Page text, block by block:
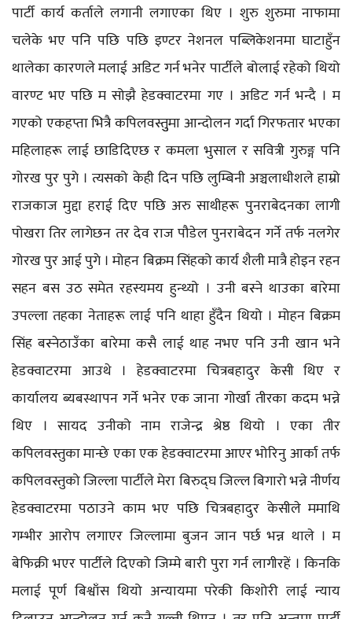
पार्टी कार्य कर्ताले लगानी लगाएका थिए । शुरु शुरुमा नाफामा
चलेके भए पनि पछि पछि इण्टर नेशनल पब्लिकेशनमा घाटाहुँन
थालेका कारणले मलाई अडिट गर्न भनेर पार्टीले बोलाई रहेको थियो
वारण्ट भए पछि म सोझै हेडक्वाटरमा गए । अडिट गर्न भन्दै । म
गएको एकहप्ता भित्रै कपिलवस्तुुमा आन्दोलन गर्दा गिरफतार भएका
महिलाहरू लाई छाडिदिएछ र कमला भुसाल र सवित्री गुरुङ्ग पनि
गोरख पुर पुगे । त्यसको केही दिन पछि लुम्बिनी अञ्चलाधीशले हाम्रो
राजकाज मुद्दा हराई दिए पछि अरु साथीहरू पुनराबेदनका लागी
पोखरा तिर लागेछन तर देव राज पौडेल पुनराबेदन गर्ने तर्फ नलगेर
गोरख पुर आई पुगे । मोहन बिक्रम सिंहको कार्य शैली मात्रै होइन रहन
सहन बस उठ समेत रहस्यमय हुन्थ्यो । उनी बस्ने थाउका बारेमा
उपल्ला तहका नेताहरू लाई पनि थाहा हुँदैन थियो । मोहन बिक्रम
सिंह बस्नेठाउँका बारेमा कसै लाई थाह नभए पनि उनी खान भने
हेडक्वाटरमा आउथे । हेडक्वाटरमा चित्रबहादुर केसी थिए र
कार्यालय ब्यबस्थापन गर्ने भनेर एक जाना गोर्खा तीरका कदम भन्ने
थिए । सायद उनीको नाम राजेन्द्र श्रेष्ठ थियो । एका तीर
कपिलवस्तुका मान्छे एका एक हेडक्वाटरमा आएर भोरिनु आर्का तर्फ
कपिलवस्तुको जिल्ला पार्टीले मेरा बिरुद्घ जिल्ल बिगारो भन्ने नीर्णय
हेडक्वाटरमा पठाउने काम भए पछि चित्रबहादुर केसीले ममाथि
गम्भीर आरोप लगाएर जिल्लामा बुजन जान पर्छ भन्न थाले । म
बेफिक्री भएर पार्टीले दिएको जिम्मे बारी पुरा गर्न लागीरहें । किनकि
मलाई पूर्ण बिश्वाँस थियो अन्यायमा परेकी किशोरी लाई न्याय